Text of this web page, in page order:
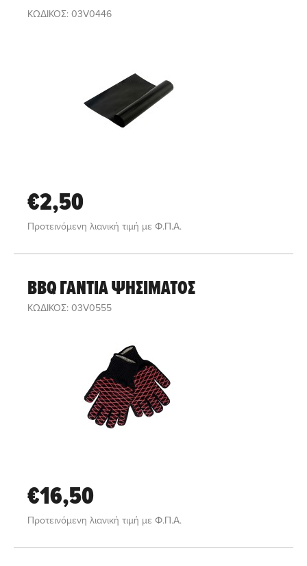
ΚΩΔΙΚΟΣ: 03V0446
€2,50
Προτεινόμενη λιανική τιμή με Φ.Π.Α.
BBQ ΓΑΝΤΙΑ ΨΗΣΙΜΑΤΟΣ
ΚΩΔΙΚΟΣ: 03V0555
€16,50
Προτεινόμενη λιανική τιμή με Φ.Π.Α.